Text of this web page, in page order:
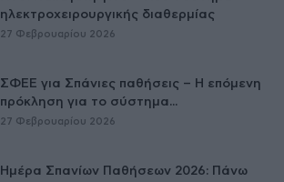
ηλεκτροχειρουργικής διαθερμίας
27 Φεβρουαρίου 2026
ΣΦΕΕ για Σπάνιες παθήσεις – Η επόμενη
πρόκληση για το σύστημα...
27 Φεβρουαρίου 2026
Ημέρα Σπανίων Παθήσεων 2026: Πάνω